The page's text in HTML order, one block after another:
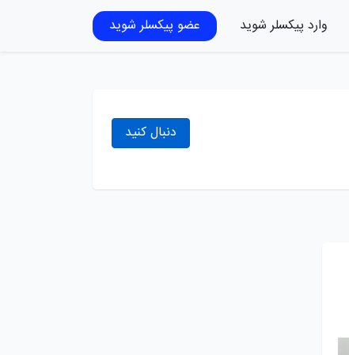
وارد پیکسلر شوید عضو پیکسلر شوید
دنبال کنید